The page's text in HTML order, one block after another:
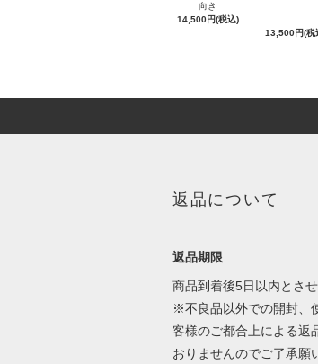
向き
14,500円(税込)
13,500円(税
返品について
返品期限
商品到着後5日以内とさせ
※不良品以外での開封、
客様のご都合上による返
おりませんのでご了承願